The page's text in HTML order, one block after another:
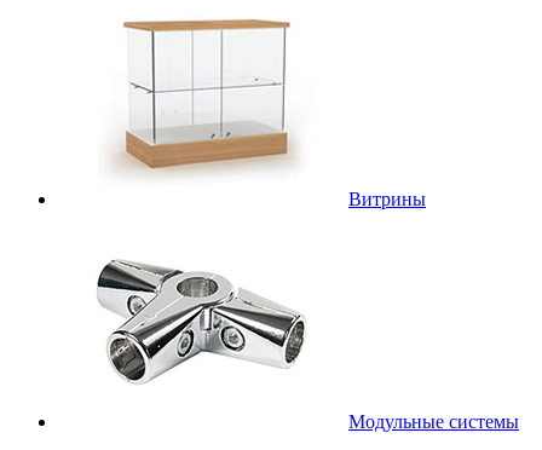
Витрины
Модульные системы